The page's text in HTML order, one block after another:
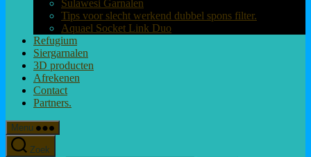
Sulawesi Garnalen
Tips voor slecht werkend dubbel spons filter.
Aquael Socket Link Duo
Refugium
Siergarnalen
3D producten
Afrekenen
Contact
Partners.
Menu
Zoek